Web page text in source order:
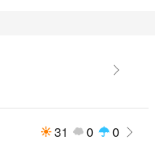
、
た。
揃っています。 外観も色褪
31 0 0